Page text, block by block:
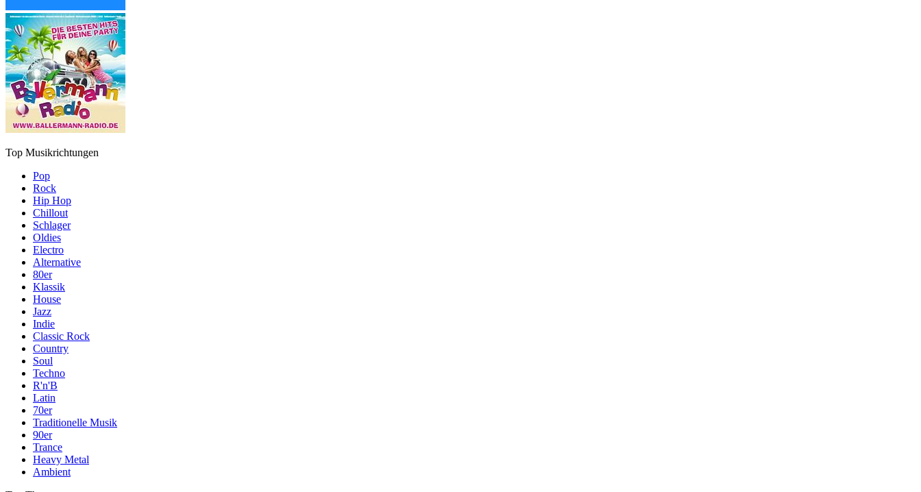
Top Musikrichtungen
Pop
Rock
Hip Hop
Chillout
Schlager
Oldies
Electro
Alternative
80er
Klassik
House
Jazz
Indie
Classic Rock
Country
Soul
Techno
R'n'B
Latin
70er
Traditionelle Musik
90er
Trance
Heavy Metal
Ambient